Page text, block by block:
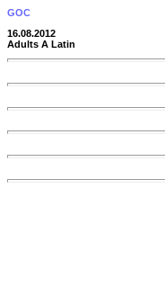
GOC
16.08.2012
Adults A Latin